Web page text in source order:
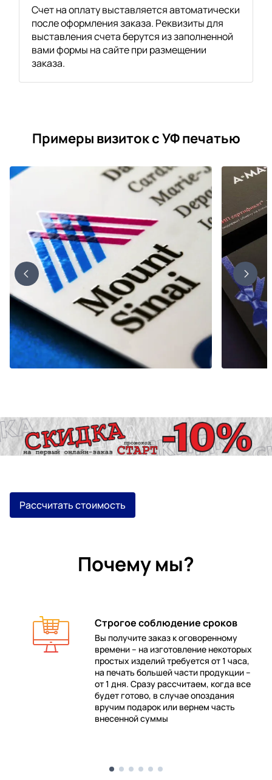
Счет на оплату выставляется автоматически
после оформления заказа. Реквизиты для
выставления счета берутся из заполненной
вами формы на сайте при размещении
заказа.
Примеры визиток с УФ печатью
Рассчитать стоимость
Почему мы?
Строгое соблюдение сроков
Вы получите заказ к оговоренному
времени – на изготовление некоторых
простых изделий требуется от 1 часа,
на печать большей части продукции –
от 1 дня. Сразу рассчитаем, когда все
будет готово, в случае опоздания
вручим подарок или вернем часть
внесенной суммы